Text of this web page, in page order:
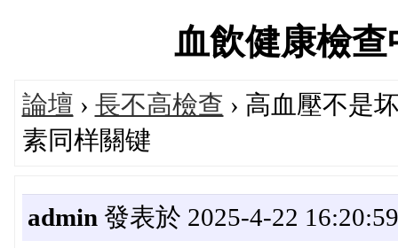
血飲健康檢
論壇 › 長不高檢查 › 高血壓不是
素同样關键
admin 發表於 2025-4-22 16:20:59